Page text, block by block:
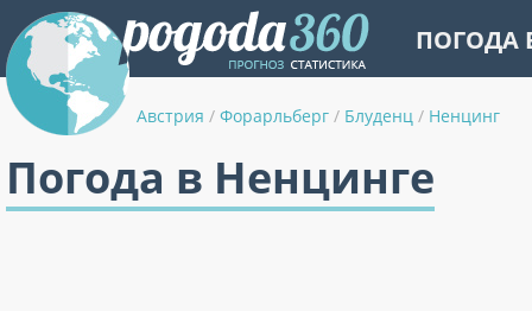
ПОГОДА
Австрия / Форарльберг / Блуденц / Ненцинг
Погода в Ненцинге